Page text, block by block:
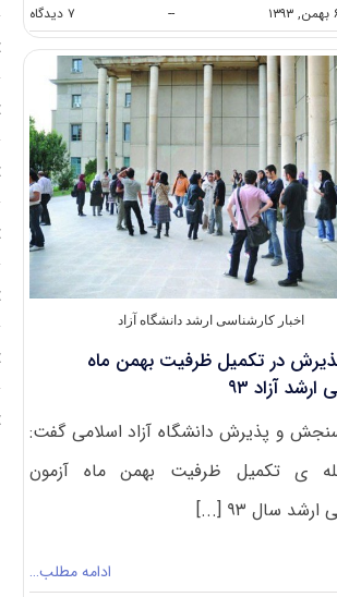
-- ۷ دیدگاه
on
تعیین
بدون
مجوز
دانشگاه
آزاد
در
شورای
اخبار کارشناسی ارشد دانشگاه آزاد
در تکمیل ظرفیت بهمن ماه
ارشد آزاد ۹۳
و پذیرش دانشگاه آزاد اسلامی گفت:
ی تکمیل ظرفیت بهمن ماه آزمون
سال ۹۳ [...]
ادامه مطلب…